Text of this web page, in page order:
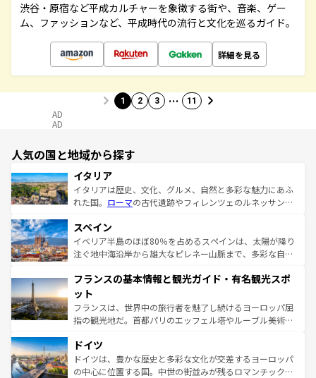
渋谷・原宿など平成カルチャーを象徴する街や、音楽、ゲー
ム、ファッションなど、平成時代の流行と文化を巡るガイド。
詳細を見る
1 2 3 … 11
AD
AD
人気の国と地域から探す
イタリア
イタリアは歴史、文化、グルメ、自然と多彩な魅力にあふ
れた国。 ローマの古代遺跡やフィレンツェのルネッサンス
ろん、トスカーナの美しい田園風景やアマルフィ海岸の絶
景など、自然景観も見逃せない。観光の合間には、本場の
ピザやパスタなど、絶品のイタリア料理を堪能することも
ませてくれるイタリアで、忘れられない旅をしてみよう！
なお、新着のイタリア情報は
しい。
スペイン
イベリア半島のほぼ80％を占めるスペインは、太陽が降り
注ぐ地中海沿岸から雄大なピレネー山脈まで、多彩な自然
文化が根付くこの国では、情熱的なフラメンコ、熱気あふ
れる闘牛、そして美味しいタパスが生活の一部となってい
る。首都マドリードの洗練された雰囲気や、バルセロナの
アートに溢れた街角から、地方では古代ローマ遺跡や中世
せる。地方によって風土や気候が異なるスペインはその個
性で訪れる人を魅了する。 なお、新着のスペイン情報は コ
ンテンツ一覧を参照してほしい。
フランスの基本情報と観光ガイド・有名観光スポ
ット
フランスは、世界中の旅行者を魅了し続けるヨーロッパ屈
指の観光地だ。首都パリのエッフェル塔やルーブル美術館
で、幅広い魅力が詰まっている。華麗な宮殿、歴史的な大
聖堂、美しいビーチ、そして豊かな自然が、訪れる者を心
から魅了する。また、フランスは美食の国としても知ら
ドイツ
ドイツは、豊かな歴史と多彩な文化が交差するヨーロッパ
の中心に位置する国。中世の街並みが残るロマンチック街